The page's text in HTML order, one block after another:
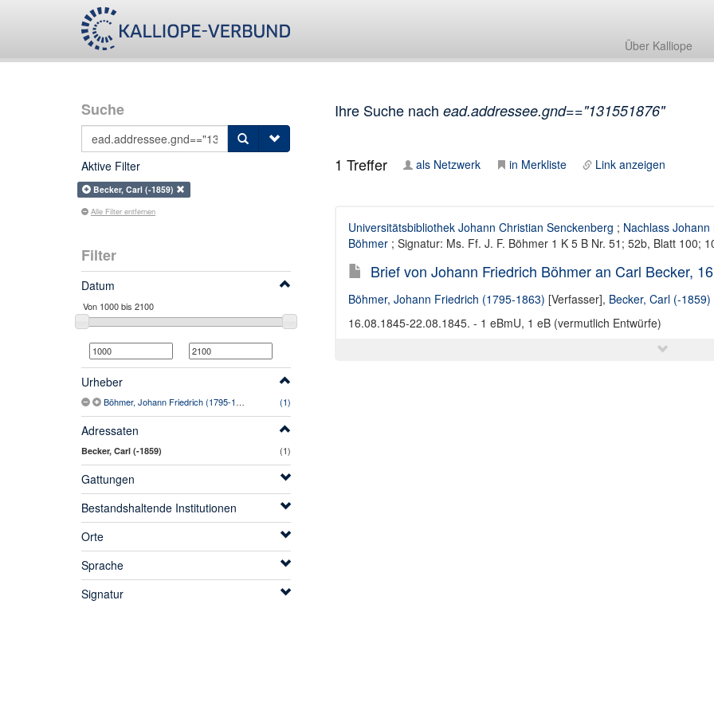
Über Kalliope
Suche
Aktive Filter
Becker, Carl (-1859)
Alle Filter entfernen
Filter
Datum
Urheber
Böhmer, Johann Friedrich (1795-1863) (1)
Adressaten
Becker, Carl (-1859) (1)
Gattungen
Bestandshaltende Institutionen
Orte
Sprache
Signatur
Ihre Suche nach ead.addressee.gnd=="131551876"
1 Treffer als Netzwerk in Merkliste Link anzeigen
Universitätsbibliothek Johann Christian Senckenberg ; Nachlass Johann
Böhmer; Signatur: Ms. Ff. J. F. Böhmer 1 K 5 B Nr. 51; 52b, Blatt 100;
Brief von Johann Friedrich Böhmer an Carl Becker,
Böhmer, Johann Friedrich (1795-1863) [Verfasser], Becker, Carl (-1859)
16.08.1845-22.08.1845. - 1 eBmU, 1 eB (vermutlich Entwürfe)